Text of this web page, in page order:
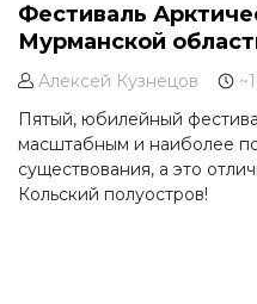
Фестиваль
Мурманской
Алексей Кузнецов
Пятый, юбилейный
масштабным и наиболее
существования, а это
Кольский полуостров!